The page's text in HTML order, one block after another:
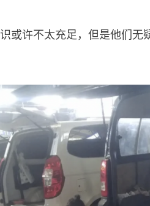
或许不太充足，但是他们无